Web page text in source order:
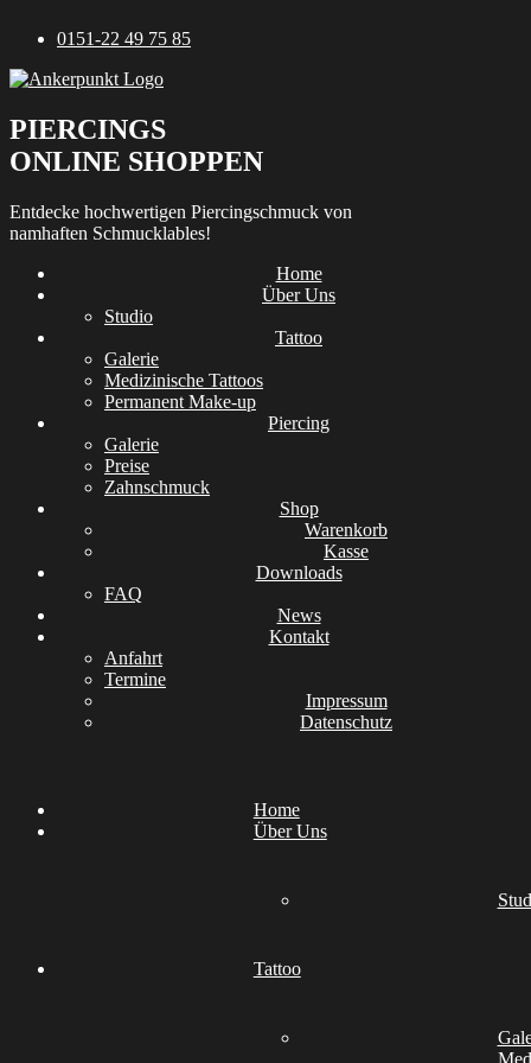
Inhalt
0151-22 49 75 85
PIERCINGS
ONLINE SHOPPEN
Entdecke hochwertigen Piercingschmuck von
namhaften Schmucklables!
Home
Über Uns
Studio
Tattoo
Galerie
Medizinische Tattoos
Permanent Make-up
Piercing
Galerie
Preise
Zahnschmuck
Shop
Warenkorb
Kasse
Downloads
FAQ
News
Kontakt
Anfahrt
Termine
Impressum
Datenschutz
Home
Über Uns
Tattoo